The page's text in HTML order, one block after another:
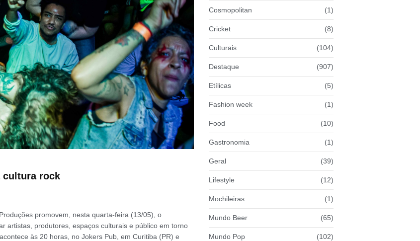
cultura rock
promovem, nesta quarta-feira (13/05), o
artistas, produtores, espaços culturais e público em torno
às 20 horas, no Jokers Pub, em Curitiba (PR) e
Cosmopolitan (1)
Cricket (8)
Culturais (104)
Destaque (907)
Etílicas (5)
Fashion week (1)
Food (10)
Gastronomia (1)
Geral (39)
Lifestyle (12)
Mochileiras (1)
Mundo Beer (65)
Mundo Pop (102)